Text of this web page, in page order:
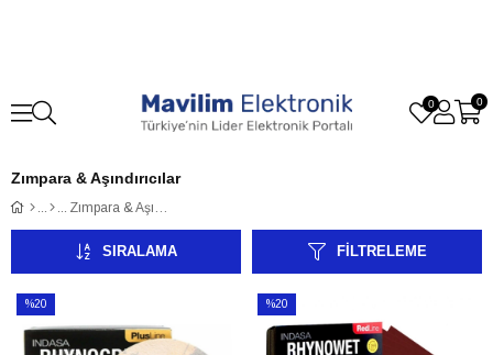
0
0
Zımpara & Aşındırıcılar
Zımpara & Aşındırıcılar
FILTRELEME
SIRALAMA
%20
İndirim
%20İndirim
%20
İndirim
%20İndirim